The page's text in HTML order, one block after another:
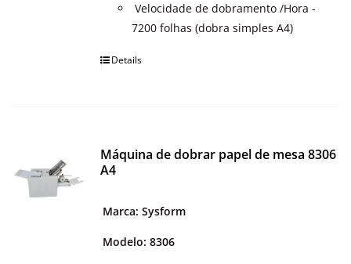
Velocidade de dobramento /Hora -
7200 folhas (dobra simples A4)
Details
Máquina de dobrar papel de mesa 8306
A4
Marca: Sysform
Modelo: 8306